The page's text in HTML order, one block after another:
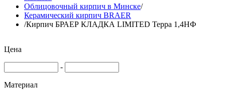
Облицовочный кирпич в Минске/
Керамический кирпич BRAER
/Кирпич БРАЕР КЛАДКА LIMITED Терра 1,4НФ
Цена
-
Материал